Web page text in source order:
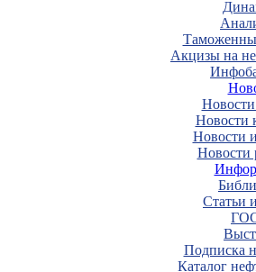
Акцизы на
Новости
Новости
Новости
Новости
Статьи
Подписка
Каталог